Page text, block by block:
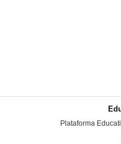
Plataforma